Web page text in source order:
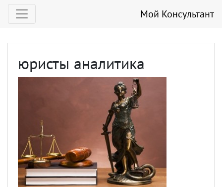
Мой Консультант
юристы аналитика